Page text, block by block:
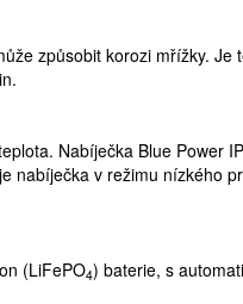
způsobit korozi mřížky.
Nabíječka Blue Power
nabíječka v režimu nízkého
(LiFePO4) baterie, s